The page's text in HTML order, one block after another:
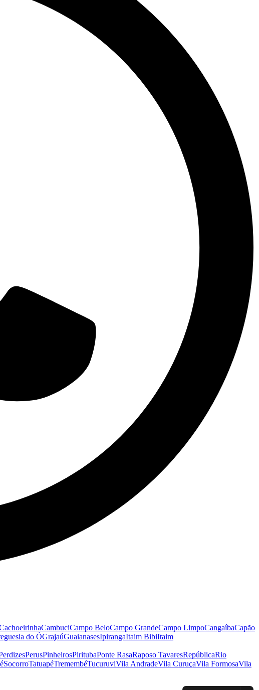
CambuciCampo BeloCampo GrandeCampo LimpoCangaíbaCapão
do ÓGrajaúGuaianasesIpirangaItaim BibiItaim
PerusPinheirosPiritubaPonte RasaRaposo TavaresRepúblicaRio
SocorroTatuapéTremembéTucuruviVila AndradeVila CuruçaVila FormosaVila